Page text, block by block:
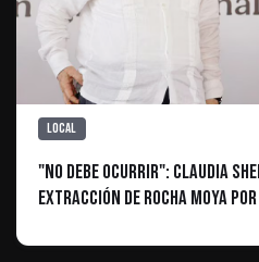
Local
"No debe ocurrir": Claudia
extracción de Rocha Moya por